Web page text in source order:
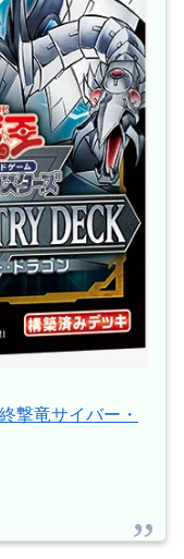
撃竜サイバー・